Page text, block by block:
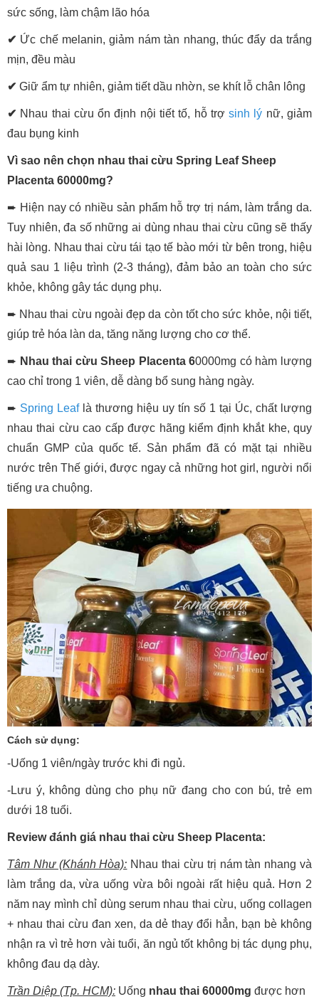
sức sống, làm chậm lão hóa
✔ Ức chế melanin, giảm nám tàn nhang, thúc đẩy da trắng
mịn, đều màu
✔ Giữ ẩm tự nhiên, giảm tiết dầu nhờn, se khít lỗ chân lông
✔ Nhau thai cừu ổn định nội tiết tố, hỗ trợsinh lý nữ, giảm
đau bụng kinh
Vì sao nên chọn nhau thai cừu Spring Leaf Sheep
Placenta 60000mg?
➨ Hiện nay có nhiều sản phẩm hỗ trợ trị nám, làm trắng da.
Tuy nhiên, đa số những ai dùng nhau thai cừu cũng sẽ thấy
hài lòng. Nhau thai cừu tái tạo tế bào mới từ bên trong, hiệu
quả sau 1 liệu trình (2-3 tháng), đảm bảo an toàn cho sức
khỏe, không gây tác dụng phụ.
➨ Nhau thai cừu ngoài đẹp da còn tốt cho sức khỏe, nội tiết,
giúp trẻ hóa làn da, tăng năng lượng cho cơ thể.
➨ Nhau thai cừu Sheep Placenta 60000mg có hàm lượng
cao chỉ trong 1 viên, dễ dàng bổ sung hàng ngày.
➨ Spring Leaf là thương hiệu uy tín số 1 tại Úc, chất lượng
nhau thai cừu cao cấp được hãng kiểm định khắt khe, quy
chuẩn GMP của quốc tế. Sản phẩm đã có mặt tại nhiều
nước trên Thế giới, được ngay cả những hot girl, người nổi
tiếng ưa chuộng.
Cách sử dụng:
-Uống 1 viên/ngày trước khi đi ngủ.
-Lưu ý, không dùng cho phụ nữ đang cho con bú, trẻ em
dưới 18 tuổi.
Review đánh giá nhau thai cừu Sheep Placenta:
Tâm Như (Khánh Hòa): Nhau thai cừu trị nám tàn nhang và
làm trắng da, vừa uống vừa bôi ngoài rất hiệu quả. Hơn 2
năm nay mình chỉ dùng serum nhau thai cừu, uống collagen
+ nhau thai cừu đan xen, da dẻ thay đổi hẳn, bạn bè không
nhận ra vì trẻ hơn vài tuổi, ăn ngủ tốt không bị tác dụng phụ,
không đau dạ dày.
Trần Diệp (Tp. HCM): Uống nhau thai 60000mg được hơn